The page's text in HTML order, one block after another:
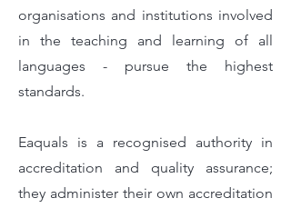
organisations and institutions involved
in the teaching and learning of all
languages - pursue the highest
standards.
Eaquals is a recognised authority in
accreditation and quality assurance;
they administer their own accreditation